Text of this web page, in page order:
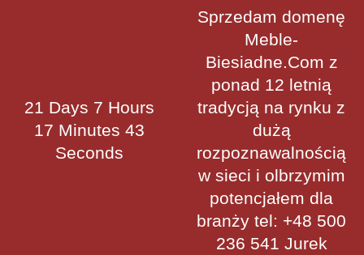
21 Days 7 Hours
17 Minutes 42
Seconds
Sprzedam domenę
Meble-
Biesiadne.Com z
ponad 12 letnią
tradycją na rynku z
dużą
rozpoznawalnością
w sieci i olbrzymim
potencjałem dla
branży tel: +48 500
236 541 Jurek